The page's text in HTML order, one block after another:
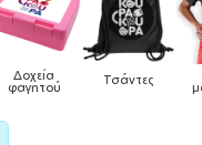
Ποδιές
μαγειρικής Mousepad